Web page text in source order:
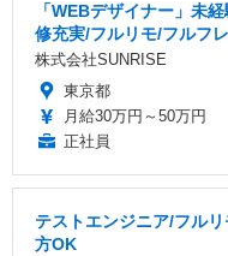
「WEBデザイナー」未
修充実/フルリモ/フルフ
株式会社SUNRISE
東京都
月給30万円～50万円
正社員
テストエンジニア/フル
方OK